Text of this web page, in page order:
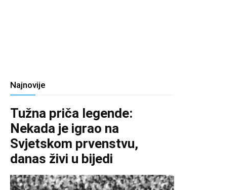
Najnovije
Tužna priča legende:
Nekada je igrao na
Svjetskom prvenstvu,
danas živi u bijedi